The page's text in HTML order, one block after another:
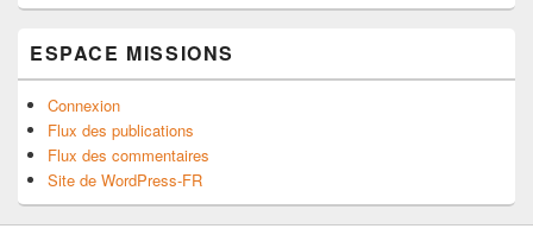
ESPACE MISSIONS
Connexion
Flux des publications
Flux des commentaires
Site de WordPress-FR